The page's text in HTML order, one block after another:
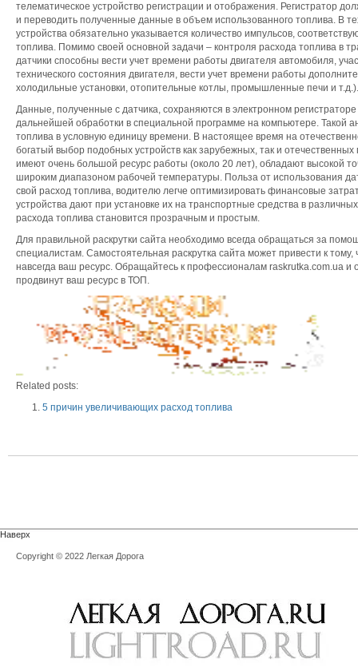
телематическое устройство регистрации и отображения. Регистратор
и переводить полученные данные в объем использованного топлива. В
устройства обязательно указывается количество импульсов,
топлива. Помимо своей основной задачи – контроля расхода топлива в
датчики способны вести учет времени работы двигателя автомобиля,
технического состояния двигателя, вести учет времени работы
холодильные установки, отопительные котлы, промышленные печи и т.д.).
Данные, полученные с датчика, сохраняются в электронном
дальнейшей обработки в специальной программе на компьютере. Такой
топлива в условную единицу времени. В настоящее время на
богатый выбор подобных устройств как зарубежных, так и
имеют очень большой ресурс работы (около 20 лет), обладают высокой
широким диапазоном рабочей температуры. Польза от использования
свой расход топлива, водителю легче оптимизировать финансовые
устройства дают при установке их на транспортные средства в
расхода топлива становится прозрачным и простым.
Для правильной раскрутки сайта необходимо всегда обращаться за
специалистам. Самостоятельная раскрутка сайта может привести к тому,
навсегда ваш ресурс. Обращайтесь к профессионалам raskrutka.com.ua и
продвинут ваш ресурс в ТОП.
Related posts:
5 причин увеличивающих расход топлива
Наверх
Copyright © 2022 Легкая Дорога